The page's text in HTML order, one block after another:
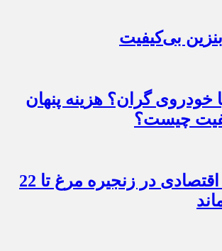
بی‌کیفیت
خودروی گران؟ هزینه پنهان
چیست؟
اثر شوک‌های اقتصادی در زنجیره مرغ تا 22